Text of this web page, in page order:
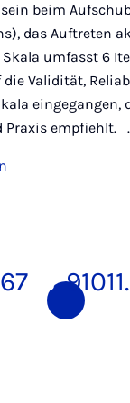
beim
das Auftreten
umfasst 6
Validität,
eingegangen,
Praxis empfiehlt.
67 8 91011